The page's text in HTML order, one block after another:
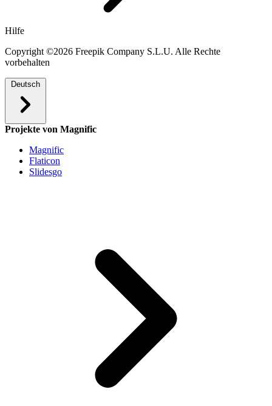
Hilfe
Copyright ©2026 Freepik Company S.L.U. Alle Rechte
vorbehalten
Deutsch
Projekte von Magnific
Magnific
Flaticon
Slidesgo